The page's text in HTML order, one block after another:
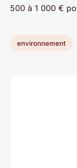
500 à 1 000 €
environnement